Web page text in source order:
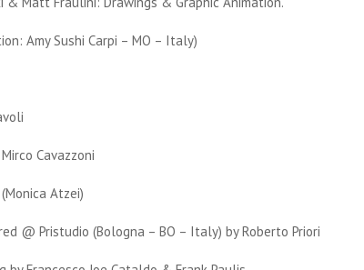
Amy Sushi Carpi – MO – Italy)
Cavazzoni
Atzei)
@ Pristudio (Bologna – BO – Italy) by Roberto Priori